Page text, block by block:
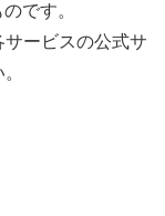
です。
ービスの公式サ